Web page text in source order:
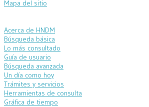
Mapa del sitio
Acerca de HNDM
Búsqueda básica
Lo más consultado
Guía de usuario
Búsqueda avanzada
Un día como hoy
Trámites y servicios
Herramientas de consulta
Gráfica de tiempo